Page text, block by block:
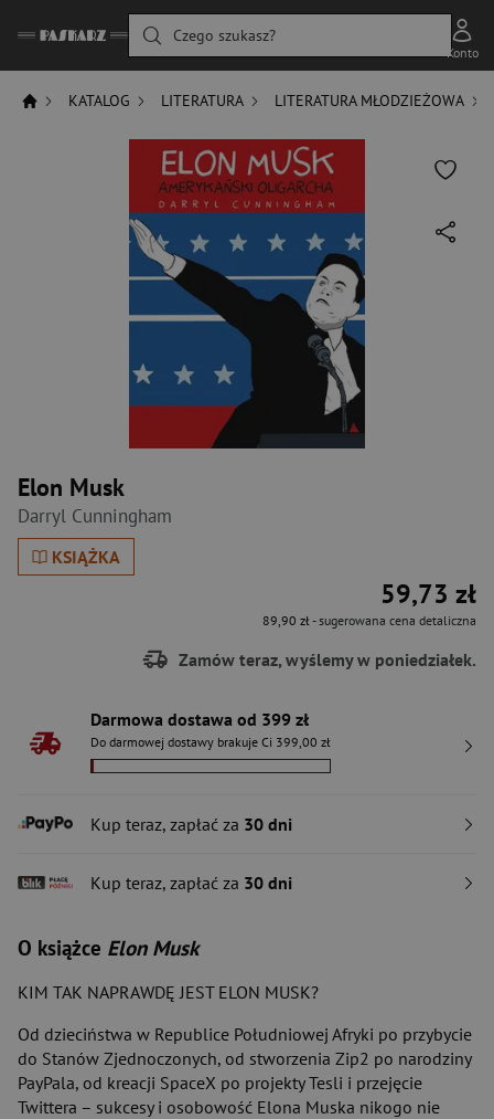
Czego szukasz?
Konto
KATALOG LITERATURA LITERATURA MŁODZIEŻOWA
Elon Musk
Darryl Cunningham
KSIĄŻKA
59,73 zł
89,90 zł- sugerowana cena detaliczna
Zamów teraz, wyślemy w poniedziałek.
Darmowa dostawa od 399 zł
Do darmowej dostawy brakuje Ci 399,00 zł
Kup teraz, zapłać za 30 dni
Kup teraz, zapłać za 30 dni
O książce Elon Musk
KIM TAK NAPRAWDĘ JEST ELON MUSK?
Od dzieciństwa w Republice Południowej Afryki po przybycie
do Stanów Zjednoczonych, od stworzenia Zip2 po narodziny
PayPala, od kreacji SpaceX po projekty Tesli i przejęcie
Twittera – sukcesy i osobowość Elona Muska nikogo nie